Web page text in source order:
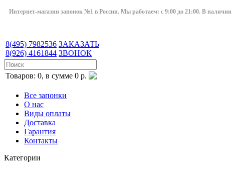
Интернет-магазин запонок №1 в России. Мы работаем: с 9:00 до 21:00. В
8(495) 7982536
8(926) 4161844
ЗАКАЗАТЬ
ЗВОНОК
Товаров: 0, в сумме 0 р.
Все запонки
О нас
Виды оплаты
Доставка
Гарантия
Контакты
Категории